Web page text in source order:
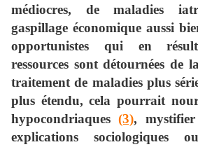
médiocres, de maladies
gaspillage économique aussi
opportunistes qui en
ressources sont détournées de
traitement de maladies plus
plus étendu, cela pourrait
hypocondriaques (3),
explications sociologiques